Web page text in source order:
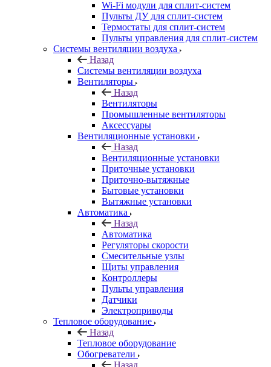
Wi-Fi модули для сплит-систем
Пульты ДУ для сплит-систем
Термостаты для сплит-систем
Пульты управления для сплит-систем
Системы вентиляции воздуха
Назад
Системы вентиляции воздуха
Вентиляторы
Назад
Вентиляторы
Промышленные вентиляторы
Аксессуары
Вентиляционные установки
Назад
Вентиляционные установки
Приточные установки
Приточно-вытяжные
Бытовые установки
Вытяжные установки
Автоматика
Назад
Автоматика
Регуляторы скорости
Смесительные узлы
Щиты управления
Контроллеры
Пульты управления
Датчики
Электроприводы
Тепловое оборудование
Назад
Тепловое оборудование
Обогреватели
Назад